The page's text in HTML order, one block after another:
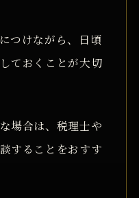
つけながら、日頃
ておくことが大切
場合は、税理士や
することをおすす